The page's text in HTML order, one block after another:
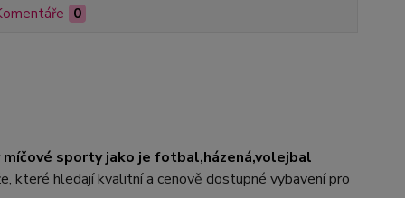
0
míčové sporty jako je fotbal,házená,volejbal
které hledají kvalitní a cenově dostupné vybavení pro